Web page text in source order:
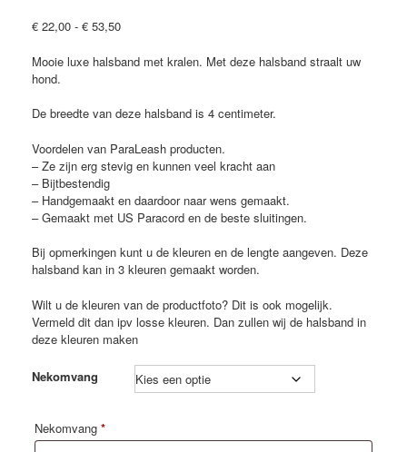
€ 22,00 - € 53,50Prijsklasse:
tot
Mooie luxe halsband met kralen. Met deze halsband straalt uw
hond.
De breedte van deze halsband is 4 centimeter.
Voordelen van ParaLeash producten.
– Ze zijn erg stevig en kunnen veel kracht aan
– Bijtbestendig
– Handgemaakt en daardoor naar wens gemaakt.
– Gemaakt met US Paracord en de beste sluitingen.
Bij opmerkingen kunt u de kleuren en de lengte aangeven. Deze
halsband kan in 3 kleuren gemaakt worden.
Wilt u de kleuren van de productfoto? Dit is ook mogelijk.
Vermeld dit dan ipv losse kleuren. Dan zullen wij de halsband in
deze kleuren maken
Nekomvang
Nekomvang *